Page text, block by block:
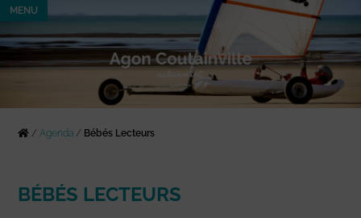
MENU
/Agenda / Bébés Lecteurs
BÉBÉS LECTEURS